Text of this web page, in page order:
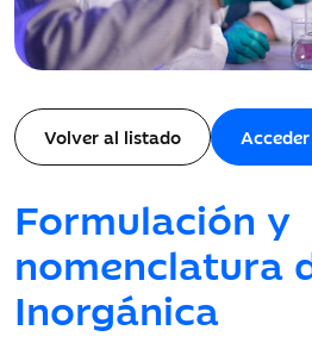
Volver al listado Acceder
Formulación y
nomenclatura
Inorgánica